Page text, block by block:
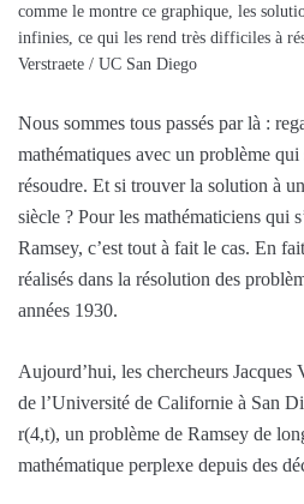
comme le montre ce graphique, les
infinies, ce qui les rend très difficiles à
Verstraete / UC San Diego
Nous sommes tous passés par là :
mathématiques avec un problème
résoudre. Et si trouver la solution à
siècle ? Pour les mathématiciens qui
Ramsey, c’est tout à fait le cas. En
réalisés dans la résolution des
années 1930.
Aujourd’hui, les chercheurs Jacques
de l’Université de Californie à San
r(4,t), un problème de Ramsey de
mathématique perplexe depuis des